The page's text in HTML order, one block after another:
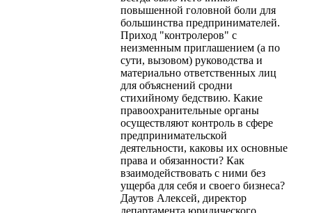
повышенной головной боли для
большинства предпринимателей.
Приход "контролеров" с
неизменным приглашением (а по
сути, вызовом) руководства и
материально ответственных лиц
для объяснений сродни
стихийному бедствию. Какие
правоохранительные органы
осуществляют контроль в сфере
предпринимательской
деятельности, каковы их основные
права и обязанности? Как
взаимодействовать с ними без
ущерба для себя и своего бизнеса?
Даутов Алексей, директор
департамента юридического